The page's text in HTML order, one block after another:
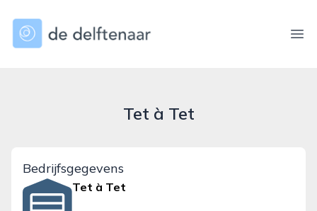
dedelftenaar.nl
Tet à Tet
Bedrijfsgegevens
Tet à Tet